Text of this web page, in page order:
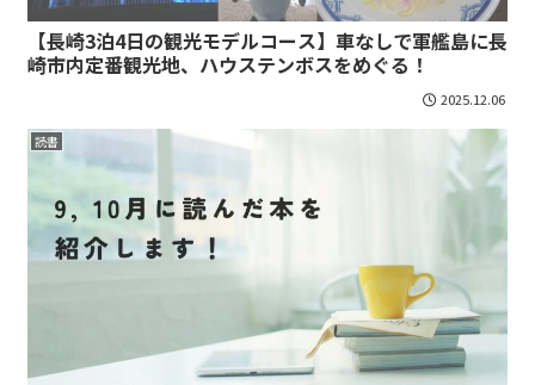
【長崎3泊4日の観光モデルコース】車なしで軍艦島に長
崎市内定番観光地、ハウステンボスをめぐる！
2025.12.06
読書